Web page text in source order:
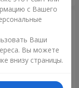
с Вашего
Ваши
Вы можете
внизу страницы.